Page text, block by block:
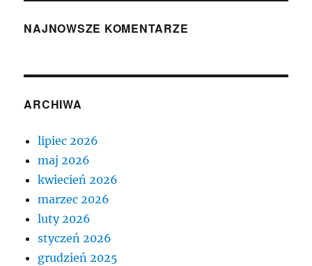
NAJNOWSZE KOMENTARZE
ARCHIWA
lipiec 2026
maj 2026
kwiecień 2026
marzec 2026
luty 2026
styczeń 2026
grudzień 2025